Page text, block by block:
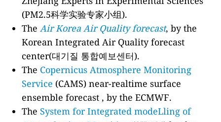
(PM2.5科学实验专家小组).
TheAir Korea Air Quality forecast, by the
Korean Integrated Air Quality forecast
center(대기질 통합예보센터).
The Copernicus Atmosphere Monitoring
Service (CAMS) near-realtime surface
ensemble forecast , by the ECMWF.
The System for Integrated modeLling of